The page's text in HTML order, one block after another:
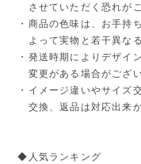
させていただく恐れがご
・商品の色味は、お手持
よって実物と若干異な
・発送時期によりデザイ
変更がある場合がござい
・イメージ違いやサイズ
交換、返品は対応出来か
◆人気ランキング